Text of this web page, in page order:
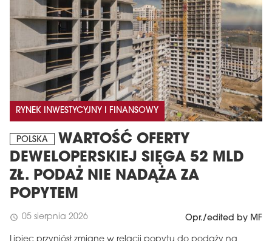
RYNEK INWESTYCYJNY I FINANSOWY
POLSKA
WARTOŚĆ OFERTY
DEWELOPERSKIEJ SIĘGA 52 MLD
ZŁ. PODAŻ NIE NADĄŻA ZA
POPYTEM
schedule 05 sierpnia 2026 Opr./edited by MF
MAGAZYN
Wydanie 6 (308)
CZERWIEC 2026